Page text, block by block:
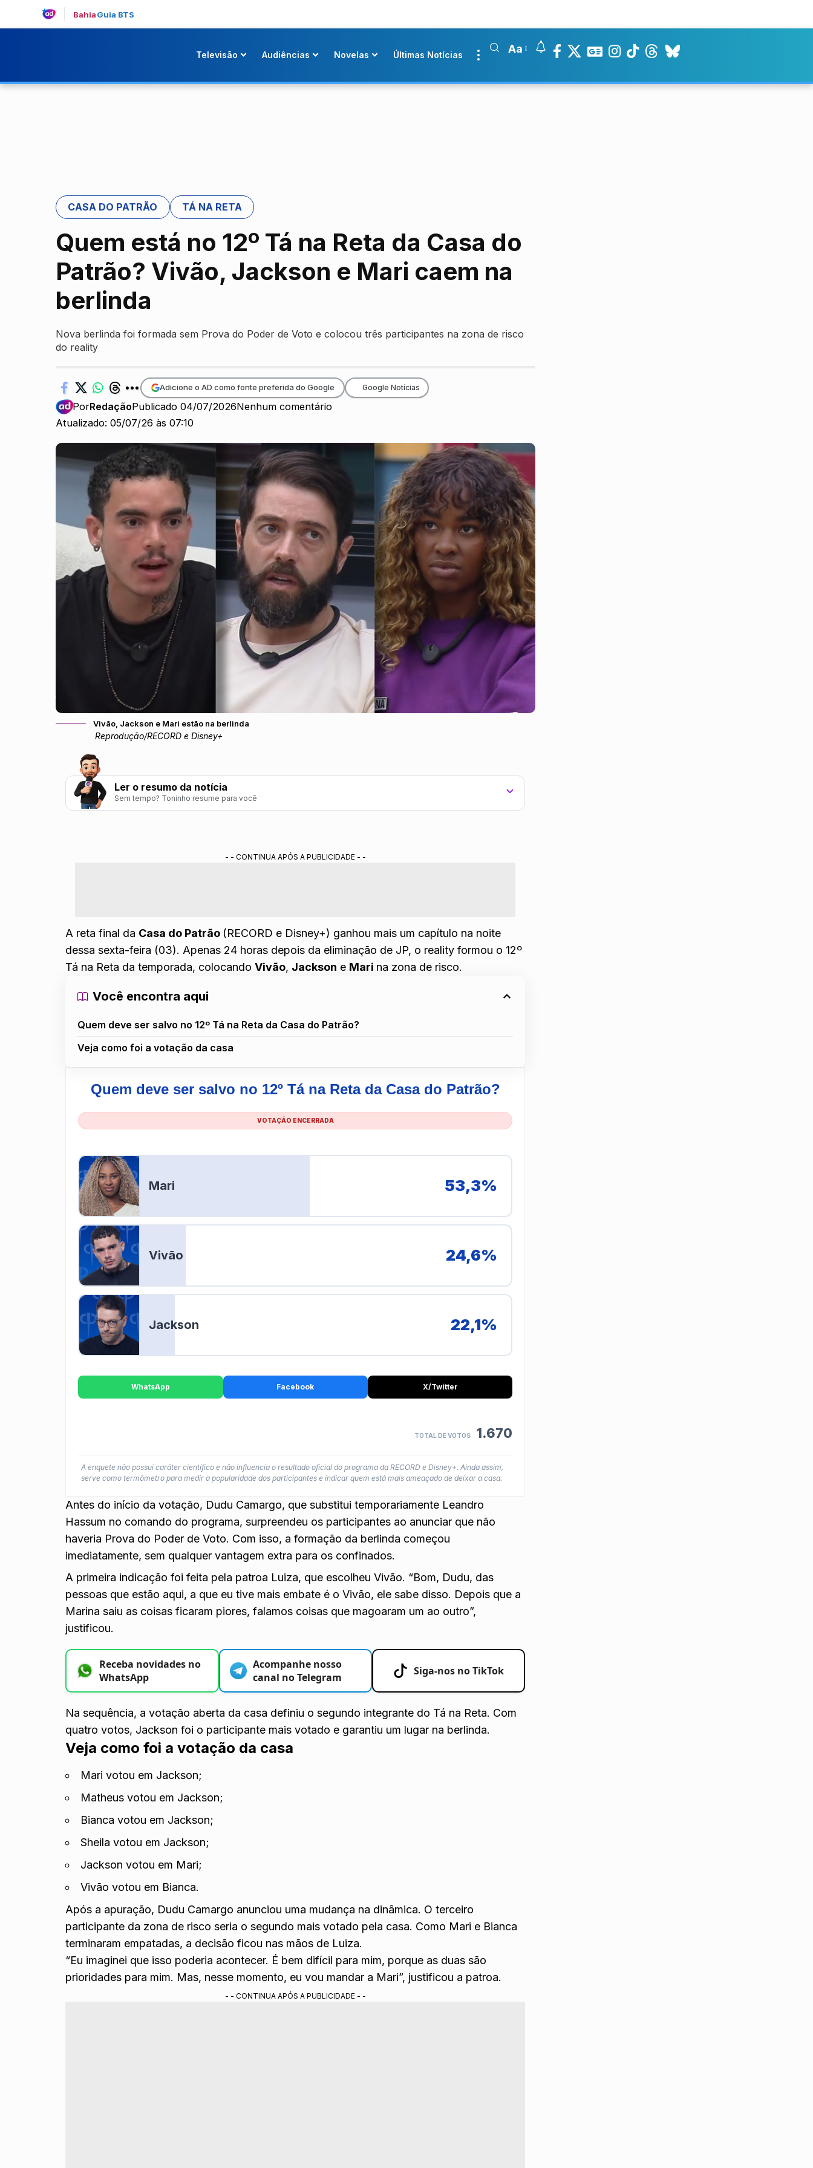
BahiaGuia BTS
Televisão Audiências Novelas Últimas Notícias Aa
CASA DO PATRÃO TÁ NA RETA
Quem está no 12º Tá na Reta da Casa do
Patrão? Vivão, Jackson e Mari caem na
berlinda
Nova berlinda foi formada sem Prova do Poder de Voto e colocou três participantes na zona de risco
do reality
Atualizado: 05/07/26 às 07:10
PorRedaçãoPublicado 04/07/2026Nenhum comentário
Adicione o AD como fonte preferida do Google Google Notícias
Vivão, Jackson e Mari estão na berlinda
Reprodução/RECORD e Disney+
Ler o resumo da notícia
Sem tempo? Toninho resume para você
- - CONTINUA APÓS A PUBLICIDADE - -
A reta final da Casa do Patrão (RECORD e Disney+) ganhou mais um capítulo na noite
dessa sexta-feira (03). Apenas 24 horas depois da eliminação de JP, o reality formou o 12º
Tá na Reta da temporada, colocandoVivão, Jackson e Mari na zona de risco.
Você encontra aqui
Quem deve ser salvo no 12º Tá na Reta da Casa do Patrão?
Veja como foi a votação da casa
Quem deve ser salvo no 12º Tá na Reta da Casa do Patrão?
VOTAÇÃO ENCERRADA
Mari 53,3%
Vivão 24,6%
Jackson 22,1%
WhatsApp Facebook X/Twitter
TOTAL DE VOTOS 1.670
A enquete não possui caráter científico e não influencia o resultado oficial do programa da RECORD e Disney+. Ainda assim,
serve como termômetro para medir a popularidade dos participantes e indicar quem está mais ameaçado de deixar a casa.
Antes do início da votação, Dudu Camargo, que substitui temporariamente Leandro
Hassum no comando do programa, surpreendeu os participantes ao anunciar que não
haveria Prova do Poder de Voto. Com isso, a formação da berlinda começou
imediatamente, sem qualquer vantagem extra para os confinados.
A primeira indicação foi feita pela patroa Luiza, que escolheu Vivão. “Bom, Dudu, das
pessoas que estão aqui, a que eu tive mais embate é o Vivão, ele sabe disso. Depois que a
Marina saiu as coisas ficaram piores, falamos coisas que magoaram um ao outro”,
justificou.
Receba novidades no
WhatsApp
Acompanhe nosso
canal no Telegram
Siga-nos no TikTok
Na sequência, a votação aberta da casa definiu o segundo integrante do Tá na Reta. Com
quatro votos, Jackson foi o participante mais votado e garantiu um lugar na berlinda.
Veja como foi a votação da casa
Mari votou em Jackson;
Matheus votou em Jackson;
Bianca votou em Jackson;
Sheila votou em Jackson;
Jackson votou em Mari;
Vivão votou em Bianca.
Após a apuração, Dudu Camargo anunciou uma mudança na dinâmica. O terceiro
participante da zona de risco seria o segundo mais votado pela casa. Como Mari e Bianca
terminaram empatadas, a decisão ficou nas mãos de Luiza.
“Eu imaginei que isso poderia acontecer. É bem difícil para mim, porque as duas são
prioridades para mim. Mas, nesse momento, eu vou mandar a Mari”, justificou a patroa.
- - CONTINUA APÓS A PUBLICIDADE - -